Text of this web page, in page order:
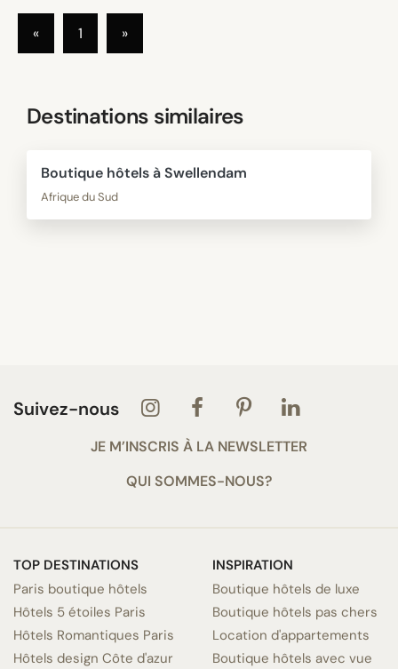
« 1 »
Destinations similaires
Boutique hôtels à Swellendam
Afrique du Sud
Suivez-nous
JE M’INSCRIS À LA NEWSLETTER
QUI SOMMES-NOUS?
TOP DESTINATIONS
Paris boutique hôtels
Hôtels 5 étoiles Paris
Hôtels Romantiques Paris
Hôtels design Côte d'azur
INSPIRATION
Boutique hôtels de luxe
Boutique hôtels pas chers
Location d'appartements
Boutique hôtels avec vue